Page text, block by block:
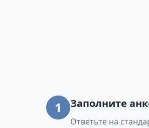
1 Заполните
Ответьте на